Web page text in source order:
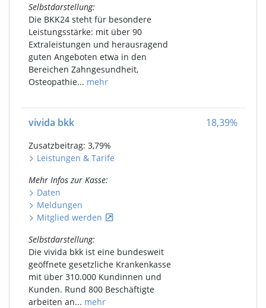
Selbstdarstellung:
Die BKK24 steht für besondere
Leistungsstärke: mit über 90
Extraleistungen und herausragend
guten Angeboten etwa in den
Bereichen Zahngesundheit,
Osteopathie... mehr
vivida bkk
Zusatzbeitrag: 3,79%
Leistungen &Tarife
Mehr Infos zur Kasse:
Daten
Meldungen
Mitglied werden
Selbstdarstellung:
Die vivida bkk ist eine bundesweit
geöffnete gesetzliche Krankenkasse
mit über 310.000 Kundinnen und
Kunden. Rund 800 Beschäftigte
arbeiten an... mehr
18,39%